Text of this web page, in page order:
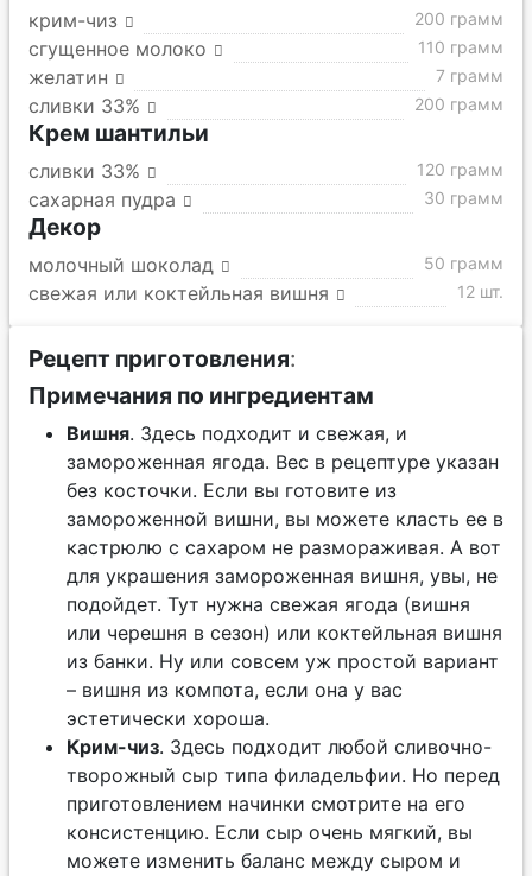
крим-чиз 200 грамм
сгущенное молоко 110 грамм
желатин 7 грамм
сливки 33% 200 грамм
Крем шантильи
сливки 33% 120 грамм
сахарная пудра 30 грамм
Декор
молочный шоколад 50 грамм
свежая или коктейльная вишня 12 шт.
Рецепт приготовления:
Примечания по ингредиентам
Вишня. Здесь подходит и свежая, и
замороженная ягода. Вес в рецептуре указан
без косточки. Если вы готовите из
замороженной вишни, вы можете класть ее в
кастрюлю с сахаром не размораживая. А вот
для украшения замороженная вишня, увы, не
подойдет. Тут нужна свежая ягода (вишня
или черешня в сезон) или коктейльная вишня
из банки. Ну или совсем уж простой вариант
– вишня из компота, если она у вас
эстетически хороша.
Крим-чиз. Здесь подходит любой сливочно-
творожный сыр типа филадельфии. Но перед
приготовлением начинки смотрите на его
консистенцию. Если сыр очень мягкий, вы
можете изменить баланс между сыром и